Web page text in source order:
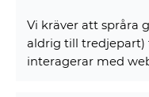
Vi kräver att språra
aldrig till tredjepart)
interagerar med